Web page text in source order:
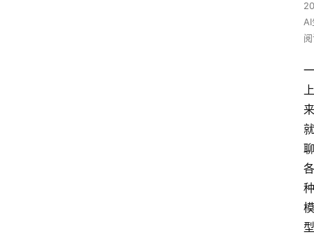
一
上
来
就
聊
各
种
模
型